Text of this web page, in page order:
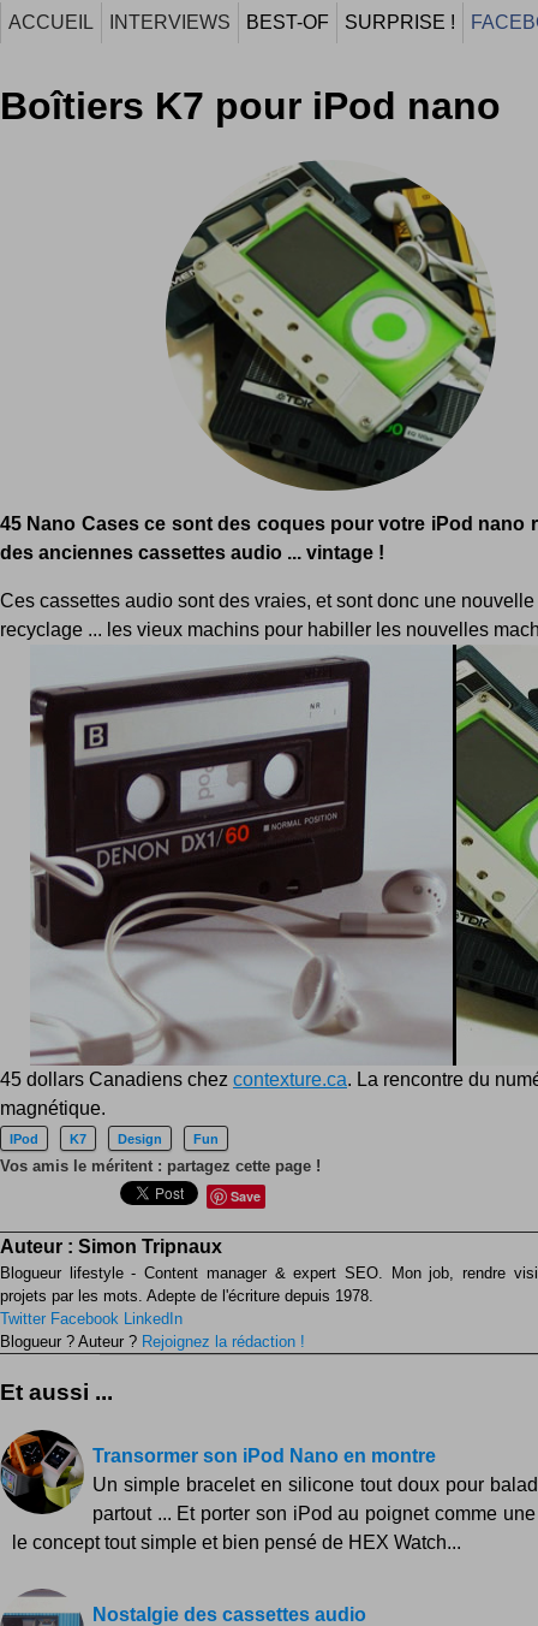
ACCUEIL INTERVIEWS BEST-OF SURPRISE !
Boîtiers K7 pour iPod nano
45 Nano Cases ce sont des coques pour votre iPod nano
des anciennes cassettes audio ... vintage !
Ces cassettes audio sont des vraies, et sont donc une
recyclage ... les vieux machins pour habiller les nouvelles
45 dollars Canadiens chez contexture.ca. La rencontre du
magnétique.
IPod K7 Design Fun
Vos amis le méritent : partagez cette page !
Save
Auteur : Simon Tripnaux
Blogueur lifestyle - Content manager & expert SEO. Mon job, rendre
projets par les mots. Adepte de l'écriture depuis 1978.
Twitter Facebook LinkedIn
Blogueur ? Auteur ? Rejoignez la rédaction !
Et aussi ...
Transormer son iPod Nano en montre
Un simple bracelet en silicone tout doux pour
partout ... Et porter son iPod au poignet comme
le concept tout simple et bien pensé de HEX Watch...
Nostalgie des cassettes audio